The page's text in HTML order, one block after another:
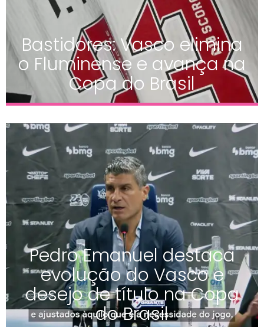
Bastidores: Vasco elimina
o Fluminense e avança na
Copa do Brasil
Pedro Emanuel destaca
evolução do Vasco e
desejo de título na Copa
do Brasil